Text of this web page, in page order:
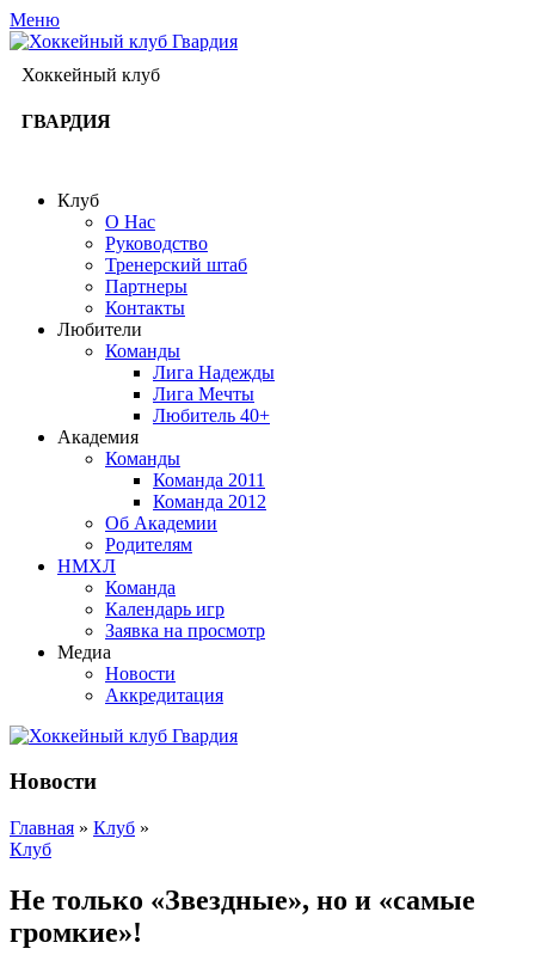
Меню
Хоккейный клуб
ГВАРДИЯ
Клуб
О Нас
Руководство
Тренерский штаб
Партнеры
Контакты
Любители
Команды
Лига Надежды
Лига Мечты
Любитель 40+
Академия
Команды
Команда 2011
Команда 2012
Об Академии
Родителям
НМХЛ
Команда
Календарь игр
Заявка на просмотр
Медиа
Новости
Аккредитация
Новости
Главная » Клуб »
Клуб
Не только «Звездные», но и «самые
громкие»!